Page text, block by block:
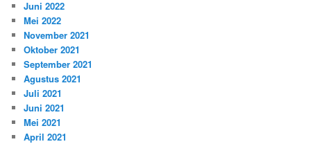
Juni 2022
Mei 2022
November 2021
Oktober 2021
September 2021
Agustus 2021
Juli 2021
Juni 2021
Mei 2021
April 2021